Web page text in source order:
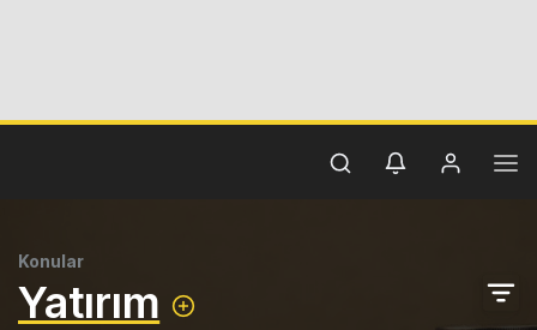
Konular
Yatırım